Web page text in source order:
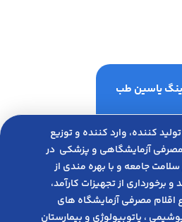
یاسین طب
کننده، وارد کننده و توزیع
آزمایشگاهی و پزشکی در
ﺟﺎﻣﻌﻪ و ﺑﺎ ﺑﻬﺮه ﻣﻨﺪی از
ﺑﺮﺧﻮرداری از ﺗﺠﻬﯿﺰات ﮐﺎرآﻣﺪ،
اﻗﻼم مصرفی آزﻣﺎﯾﺸﮕﺎه های
، پاتوبیولوژی و بیمارستان